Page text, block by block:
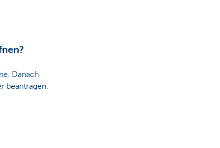
Danach
beantragen.